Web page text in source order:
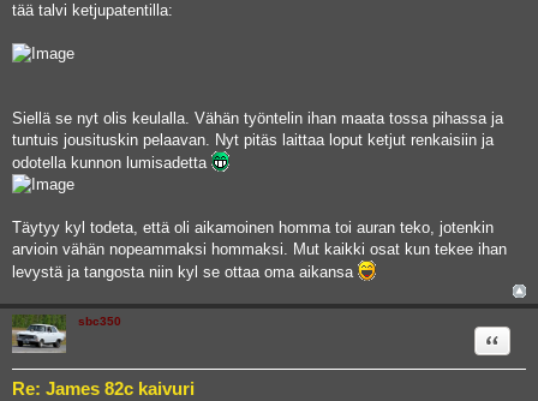
tää talvi ketjupatentilla:
Siellä se nyt olis keulalla. Vähän työntelin ihan maata tossa pihassa ja
tuntuis jousituskin pelaavan. Nyt pitäs laittaa loput ketjut renkaisiin ja
odotella kunnon lumisadetta
Täytyy kyl todeta, että oli aikamoinen homma toi auran teko, jotenkin
arvioin vähän nopeammaksi hommaksi. Mut kaikki osat kun tekee ihan
levystä ja tangosta niin kyl se ottaa oma aikansa
sbc350
Re: James 82c kaivuri
Quote